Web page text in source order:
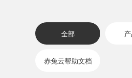
全部
赤兔云帮助文档